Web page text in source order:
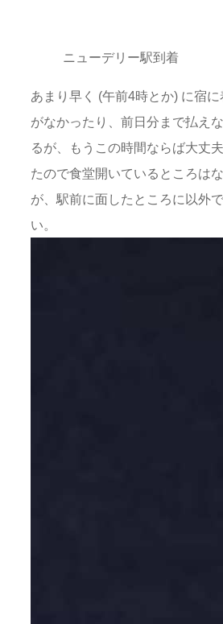
ニューデリー駅到着
あまり早く (午前4時とか) に宿
がなかったり、前日分まで払え
るが、もうこの時間ならば大丈
たので食堂開いているところは
が、駅前に面したところに以外
い。